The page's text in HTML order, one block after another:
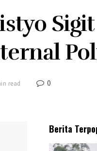
Sigit
read 0
Berita